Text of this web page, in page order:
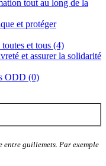
tout au long de la
et protéger
et tous (4)
et assurer la solidarité
ODD (0)
entre guillemets. Par exemple